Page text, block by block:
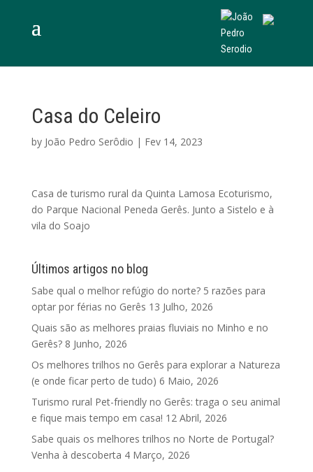
Casa do Celeiro
by João Pedro Serôdio | Fev 14, 2023
Casa de turismo rural da Quinta Lamosa Ecoturismo,
do Parque Nacional Peneda Gerês. Junto a Sistelo e à
vila do Soajo
Últimos artigos no blog
Sabe qual o melhor refúgio do norte? 5 razões para
optar por férias no Gerês 13 Julho, 2026
Quais são as melhores praias fluviais no Minho e no
Gerês? 8 Junho, 2026
Os melhores trilhos no Gerês para explorar a Natureza
(e onde ficar perto de tudo) 6 Maio, 2026
Turismo rural Pet-friendly no Gerês: traga o seu animal
e fique mais tempo em casa! 12 Abril, 2026
Sabe quais os melhores trilhos no Norte de Portugal?
Venha à descoberta 4 Março, 2026